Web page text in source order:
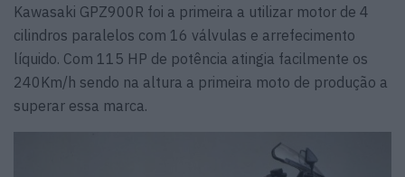
Kawasaki GPZ900R foi a primeira a utilizar motor de 4
cilindros paralelos com 16 válvulas e arrefecimento
líquido. Com 115 HP de potência atingia facilmente os
240Km/h sendo na altura a primeira moto de produção a
superar essa marca.